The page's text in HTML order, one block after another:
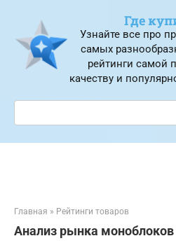
контенту
Где
Узнайте все про
самых
рейтинги самой
качеству и
Поиск:
Главная » Рейтинги товаров
Анализ рынка моноблоков